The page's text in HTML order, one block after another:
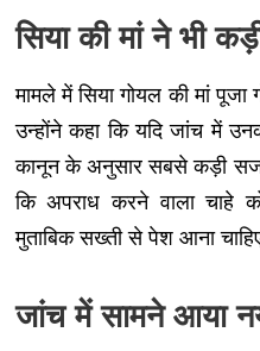
सिया की मां ने भी
मामले में सिया गोयल की मां पूजा
उन्होंने कहा कि यदि जांच में
कानून के अनुसार सबसे कड़ी सजा
कि अपराध करने वाला चाहे
मुताबिक सख्ती से पेश आना
जांच में सामने आया